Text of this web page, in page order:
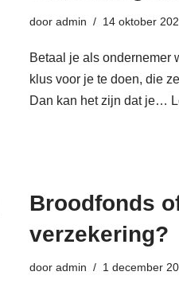
door admin 14 oktober
Betaal je als ondernemer
klus voor je te doen, die
Dan kan het zijn dat je…
Broodfonds
verzekering?
door admin 1 december